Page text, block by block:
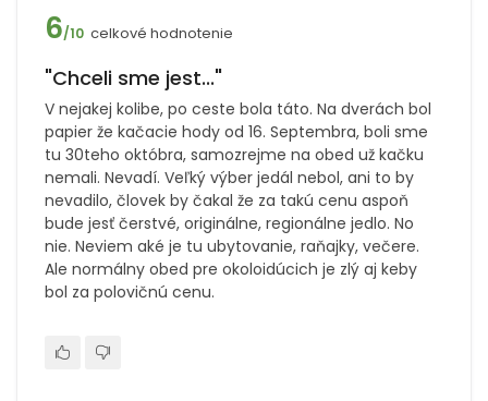
6/10 celkové hodnotenie
"Chceli sme jest..."
V nejakej kolibe, po ceste bola táto. Na dverách bol
papier že kačacie hody od 16. Septembra, boli sme
tu 30teho októbra, samozrejme na obed už kačku
nemali. Nevadí. Veľký výber jedál nebol, ani to by
nevadilo, človek by čakal že za takú cenu aspoň
bude jesť čerstvé, originálne, regionálne jedlo. No
nie. Neviem aké je tu ubytovanie, raňajky, večere.
Ale normálny obed pre okoloidúcich je zlý aj keby
bol za polovičnú cenu.